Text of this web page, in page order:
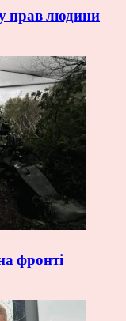
прав людини
фронті